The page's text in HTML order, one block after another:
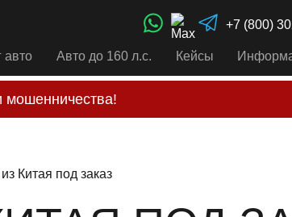
+7 (800)
авто Авто до 160 л.с. Кейсы
Китая под заказ